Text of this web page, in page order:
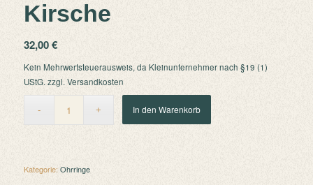
Kirsche
32,00€
Kein Mehrwertsteuerausweis, da Kleinunternehmer nach §19 (1)
UStG. zzgl. Versandkosten
In den Warenkorb
Kategorie: Ohrringe